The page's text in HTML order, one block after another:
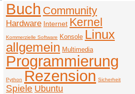
Buch Community
Hardware Internet Kernel
Kommerzielle Software Konsole Linux
allgemein Multimedia
Programmierung
Python Rezension Sicherheit
Spiele Ubuntu